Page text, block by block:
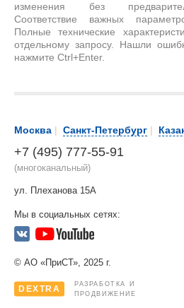
изменения без
Соответствие важных
Полные технические
отдельному запросу. Нашли
нажмите Ctrl+Enter.
Москва | Санкт-Петербург |
+7 (495) 777-55-91
(многоканальный)
ул. Плеханова 15А
Мы в социальных сетях:
© АО «ПриСТ», 2025 г.
DEXTRA
РАЗРАБОТКА И
ПРОДВИЖЕНИЕ